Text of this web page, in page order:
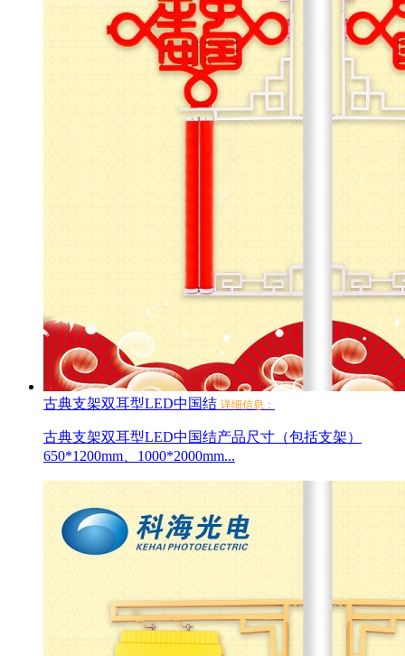
古典支架双耳型LED中国结 详细信息：
古典支架双耳型LED中国结产品尺寸（包括支架）
650*1200mm、1000*2000mm...